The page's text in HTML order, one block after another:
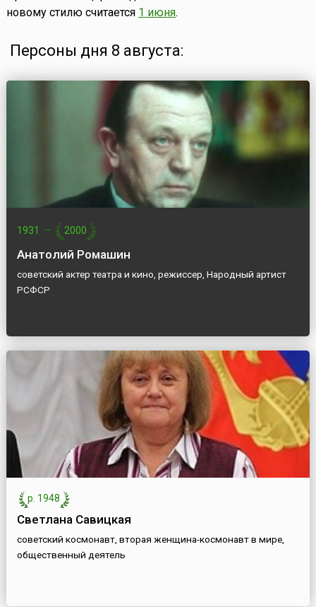
новому стилю считается 1 июня.
Персоны дня 8 августа:
1931 — 2000
Анатолий Ромашин
советский актер театра и кино, режиссер, Народный артист
РСФСР
р. 1948
Светлана Савицкая
советский космонавт, вторая женщина-космонавт в мире,
общественный деятель